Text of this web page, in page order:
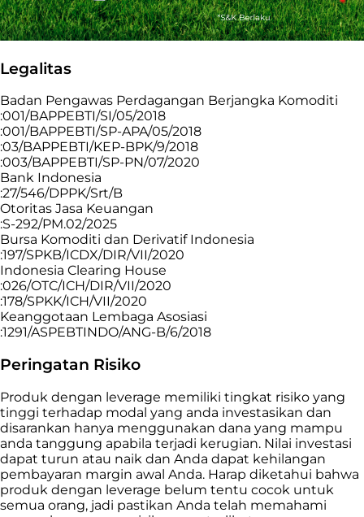
Legalitas
Badan Pengawas Perdagangan Berjangka Komoditi
:001/BAPPEBTI/SI/05/2018
:001/BAPPEBTI/SP-APA/05/2018
:03/BAPPEBTI/KEP-BPK/9/2018
:003/BAPPEBTI/SP-PN/07/2020
Bank Indonesia
:27/546/DPPK/Srt/B
Otoritas Jasa Keuangan
:S-292/PM.02/2025
Bursa Komoditi dan Derivatif Indonesia
:197/SPKB/ICDX/DIR/VII/2020
Indonesia Clearing House
:026/OTC/ICH/DIR/VII/2020
:178/SPKK/ICH/VII/2020
Keanggotaan Lembaga Asosiasi
:1291/ASPEBTINDO/ANG-B/6/2018
Peringatan Risiko
Produk dengan leverage memiliki tingkat risiko yang
tinggi terhadap modal yang anda investasikan dan
disarankan hanya menggunakan dana yang mampu
anda tanggung apabila terjadi kerugian. Nilai investasi
dapat turun atau naik dan Anda dapat kehilangan
pembayaran margin awal Anda. Harap diketahui bahwa
produk dengan leverage belum tentu cocok untuk
semua orang, jadi pastikan Anda telah memahami